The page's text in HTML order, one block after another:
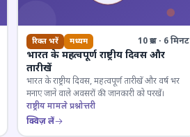
रिक्त भरें मध्यम 10 प्रश्न · 6 मिनट
भारत के महत्वपूर्ण राष्ट्रीय दिवस और
तारीखें
भारत के राष्ट्रीय दिवस, महत्वपूर्ण तारीखें और वर्ष भर
मनाए जाने वाले अवसरों की जानकारी को परखें।
राष्ट्रीय मामले प्रश्नोत्तरी
क्विज़ लें